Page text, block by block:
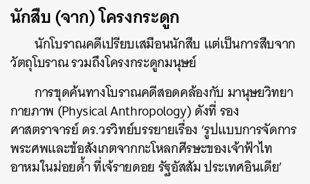
นักสืบ (จาก) โครงกระดูก
นักโบราณคดีเปรียบเสมือนนักสืบ แต่เป็นการสืบจาก
วัตถุโบราณ รวมถึงโครงกระดูกมนุษย์
การขุดค้นทางโบราณคดีสอดคล้องกับ มานุษยวิทยา
กายภาพ (Physical Anthropology) ดังที่ รอง
ศาสตราจารย์ ดร.วรวิทย์บรรยายเรื่อง ‘รูปแบบการจัดการ
พระศพและข้อสังเกตจากกะโหลกศีรษะของเจ้าฟ้าไท
อาหมในม่อยด้ำ ที่เจ้รายดอย รัฐอัสสัม ประเทศอินเดีย’